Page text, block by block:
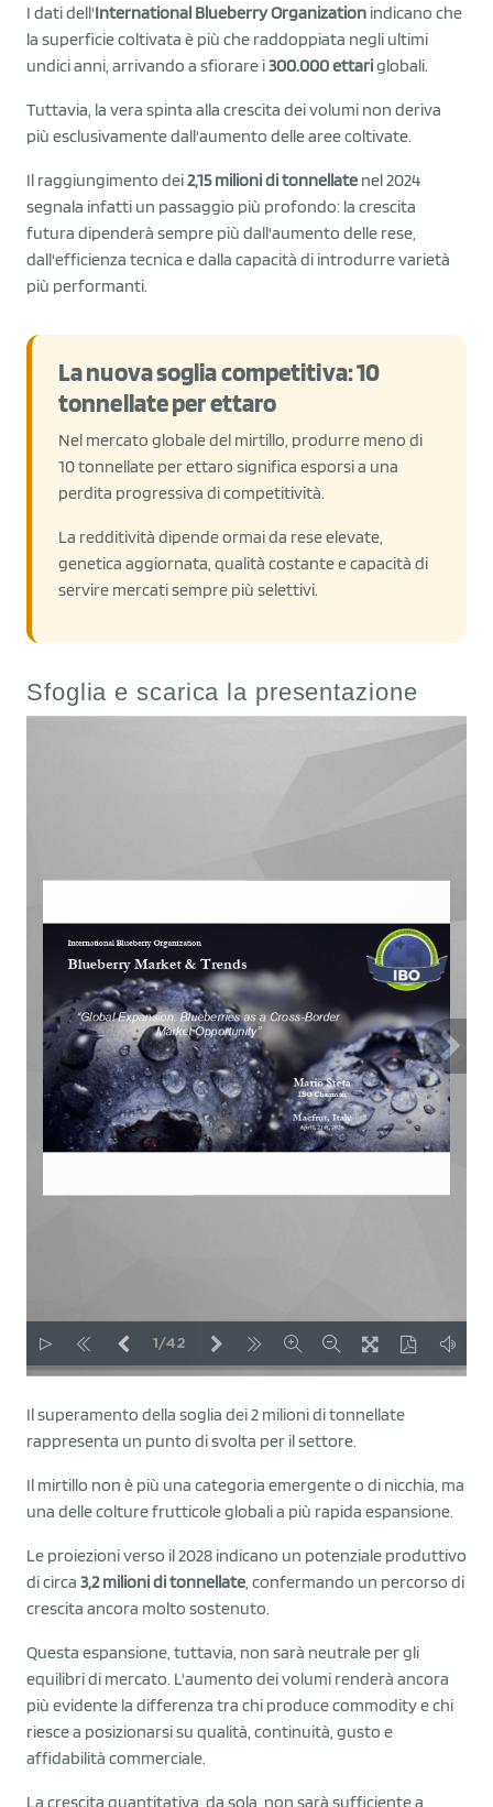
I dati dell'International Blueberry Organization indicano che
la superficie coltivata è più che raddoppiata negli ultimi
undici anni, arrivando a sfiorare i300.000 ettariglobali.
Tuttavia, la vera spinta alla crescita dei volumi non deriva
più esclusivamente dall'aumento delle aree coltivate.
Il raggiungimento dei2,15 milioni di tonnellate nel 2024
segnala infatti un passaggio più profondo: la crescita
futura dipenderà sempre più dall'aumento delle rese,
dall'efficienza tecnica e dalla capacità di introdurre varietà
più performanti.
La nuova soglia competitiva: 10
tonnellate per ettaro
Nel mercato globale del mirtillo, produrre meno di
10 tonnellate per ettaro significa esporsi a una
perdita progressiva di competitività.
La redditività dipende ormai da rese elevate,
genetica aggiornata, qualità costante e capacità di
servire mercati sempre più selettivi.
Sfoglia e scarica la presentazione
Il superamento della soglia dei 2 milioni di tonnellate
rappresenta un punto di svolta per il settore.
Il mirtillo non è più una categoria emergente o di nicchia, ma
una delle colture frutticole globali a più rapida espansione.
Le proiezioni verso il 2028 indicano un potenziale produttivo
di circa 3,2 milioni di tonnellate, confermando un percorso di
crescita ancora molto sostenuto.
Questa espansione, tuttavia, non sarà neutrale per gli
equilibri di mercato. L'aumento dei volumi renderà ancora
più evidente la differenza tra chi produce commodity e chi
riesce a posizionarsi su qualità, continuità, gusto e
affidabilità commerciale.
La crescita quantitativa, da sola, non sarà sufficiente a